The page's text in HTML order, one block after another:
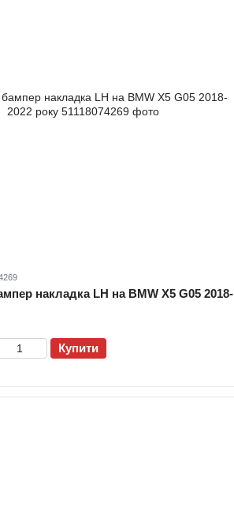
накладка LH на BMW X5 G05 2018-
Купити